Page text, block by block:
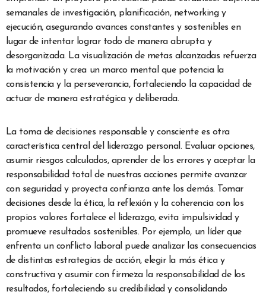
semanales de investigación, planificación, networking y
ejecución, asegurando avances constantes y sostenibles en
lugar de intentar lograr todo de manera abrupta y
desorganizada. La visualización de metas alcanzadas refuerza
la motivación y crea un marco mental que potencia la
consistencia y la perseverancia, fortaleciendo la capacidad de
actuar de manera estratégica y deliberada.
La toma de decisiones responsable y consciente es otra
característica central del liderazgo personal. Evaluar opciones,
asumir riesgos calculados, aprender de los errores y aceptar la
responsabilidad total de nuestras acciones permite avanzar
con seguridad y proyecta confianza ante los demás. Tomar
decisiones desde la ética, la reflexión y la coherencia con los
propios valores fortalece el liderazgo, evita impulsividad y
promueve resultados sostenibles. Por ejemplo, un líder que
enfrenta un conflicto laboral puede analizar las consecuencias
de distintas estrategias de acción, elegir la más ética y
constructiva y asumir con firmeza la responsabilidad de los
resultados, fortaleciendo su credibilidad y consolidando